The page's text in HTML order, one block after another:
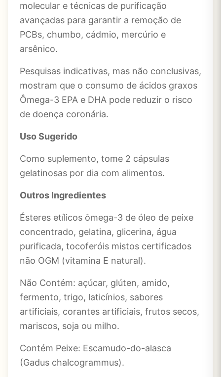
molecular e técnicas de purificação
avançadas para garantir a remoção de
PCBs, chumbo, cádmio, mercúrio e
arsênico.
Pesquisas indicativas, mas não conclusivas,
mostram que o consumo de ácidos graxos
Ômega-3 EPA e DHA pode reduzir o risco
de doença coronária.
Uso Sugerido
Como suplemento, tome 2 cápsulas
gelatinosas por dia com alimentos.
Outros Ingredientes
Ésteres etílicos ômega-3 de óleo de peixe
concentrado, gelatina, glicerina, água
purificada, tocoferóis mistos certificados
não OGM (vitamina E natural).
Não Contém: açúcar, glúten, amido,
fermento, trigo, laticínios, sabores
artificiais, corantes artificiais, frutos secos,
mariscos, soja ou milho.
Contém Peixe: Escamudo-do-alasca
(Gadus chalcogrammus).